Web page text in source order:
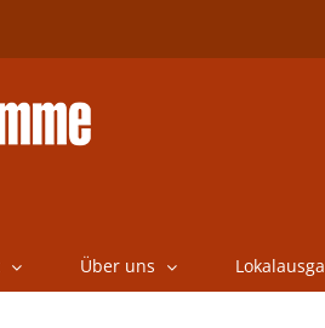
Über uns